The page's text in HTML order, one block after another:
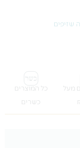
שזיפים
מעל
כל המוצרים
כשרים